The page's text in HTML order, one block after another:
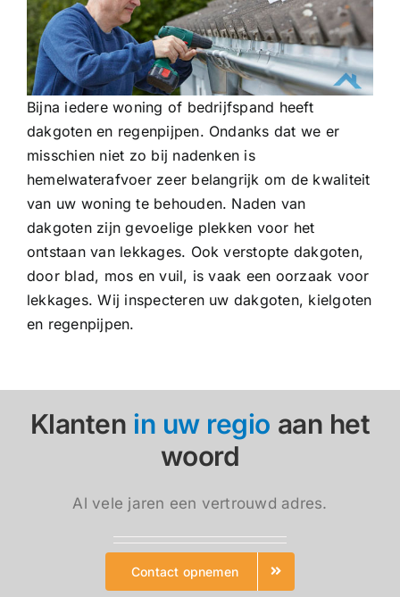
Bijna iedere woning of bedrijfspand heeft
dakgoten en regenpijpen. Ondanks dat we er
misschien niet zo bij nadenken is
hemelwaterafvoer zeer belangrijk om de kwaliteit
van uw woning te behouden. Naden van
dakgoten zijn gevoelige plekken voor het
ontstaan van lekkages. Ook verstopte dakgoten,
door blad, mos en vuil, is vaak een oorzaak voor
lekkages. Wij inspecteren uw dakgoten, kielgoten
en regenpijpen.
Klanten in uw regio aan het
woord
Al vele jaren een vertrouwd adres.
Contact opnemen